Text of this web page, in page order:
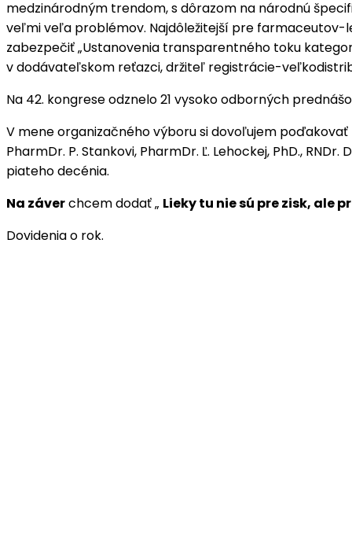
medzinárodným trendom, s dôrazom na národnú
veľmi veľa problémov. Najdôležitejší pre farmaceutov-
zabezpečiť „Ustanovenia transparentného toku
v dodávateľskom reťazci, držiteľ registrácie-
Na 42. kongrese odznelo 21 vysoko odborných
V mene organizačného výboru si dovoľujem poďakovať
PharmDr. P. Stankovi, PharmDr. Ľ. Lehockej, PhD.,
piateho decénia.
Na záverchcem dodať „ Lieky tu nie sú pre zisk, ale
Dovidenia o rok.